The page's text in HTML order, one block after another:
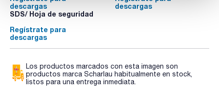
descargas
descargas
SDS/ Hoja de seguridad
Regístrate para
descargas
Los productos marcados con esta imagen son
productos marca Scharlau habitualmente en stock,
listos para una entrega inmediata.